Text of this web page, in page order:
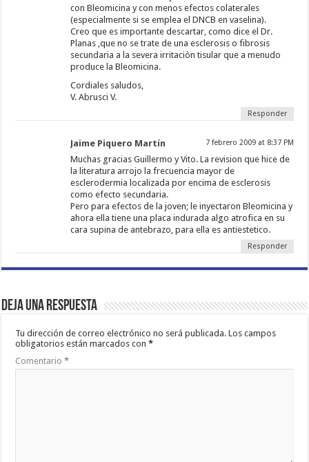
con Bleomicina y con menos efectos colaterales
(especialmente si se emplea el DNCB en vaselina).
Creo que es importante descartar, como dice el Dr.
Planas ,que no se trate de una esclerosis o fibrosis
secundaria a la severa irritaciòn tisular que a menudo
produce la Bleomicina.
Cordiales saludos,
V. Abrusci V.
Responder
Jaime Piquero Martín 7 febrero 2009 at 8:37 PM
Muchas gracias Guillermo y Vito. La revision que hice de
la literatura arrojo la frecuencia mayor de
esclerodermia localizada por encima de esclerosis
como efecto secundaria.
Pero para efectos de la joven; le inyectaron Bleomicina y
ahora ella tiene una placa indurada algo atrofica en su
cara supina de antebrazo, para ella es antiestetico.
Responder
Deja una respuesta
Tu dirección de correo electrónico no será publicada. Los campos
obligatorios están marcados con*
Comentario*